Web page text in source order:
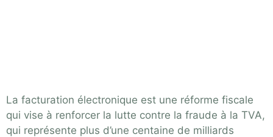
La facturation électronique est une réforme fiscale
qui vise à renforcer la lutte contre la fraude à la TVA,
qui représente plus d’une centaine de milliards